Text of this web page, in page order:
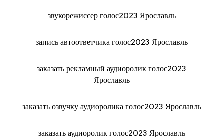
звукорежиссер голос2023 Ярославль
запись автоответчика голос2023 Ярославль
заказать рекламный аудиоролик голос2023
Ярославль
заказать озвучку аудиоролика голос2023 Ярославль
заказать аудиоролик голос2023 Ярославль